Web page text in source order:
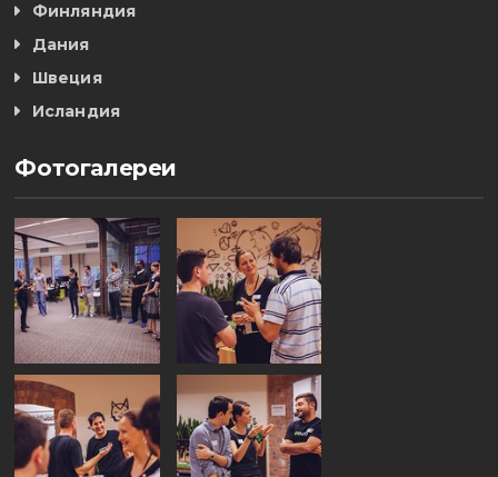
Финляндия
Дания
Швеция
Исландия
Фотогалереи